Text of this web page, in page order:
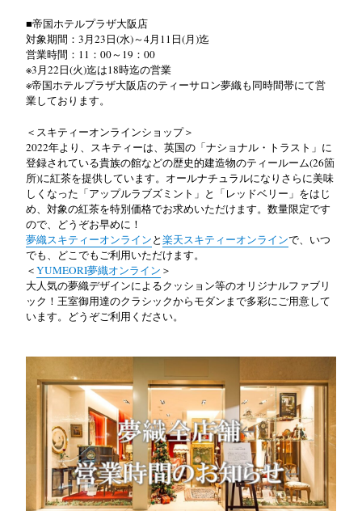
■帝国ホテルプラザ大阪店
対象期間：3月23日(水)～4月11日(月)迄
営業時間：11：00～19：00
※3月22日(火)迄は18時迄の営業
※帝国ホテルプラザ大阪店のティーサロン夢織も同時間帯にて営
業しております。
＜スキティーオンラインショップ＞
2022年より、スキティーは、英国の「ナショナル・トラスト」に
登録されている貴族の館などの歴史的建造物のティールーム(26箇
所)に紅茶を提供しています。オールナチュラルになりさらに美味
しくなった「アップルラブズミント」と「レッドベリー」をはじ
め、対象の紅茶を特別価格でお求めいただけます。数量限定です
ので、どうぞお早めに！
夢織スキティーオンラインと楽天スキティーオンラインで、いつ
でも、どこでもご利用いただけます。
＜YUMEORI夢織オンライン ＞
大人気の夢織デザインによるクッション等のオリジナルファブリ
ック！王室御用達のクラシックからモダンまで多彩にご用意して
います。どうぞご利用ください。